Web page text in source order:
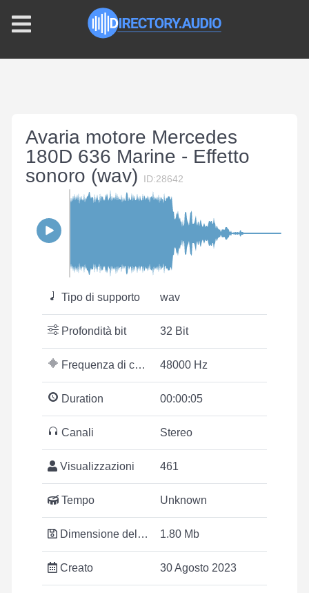
Avaria motore Mercedes
180D 636 Marine - Effetto
sonoro (wav)
ID:28642
Tipo di supporto wav
Profondità bit 32 Bit
Frequenza di campionamento 48000 Hz
Duration 00:00:05
Canali Stereo
Visualizzazioni 461
Tempo Unknown
Dimensione del file 1.80 Mb
Creato 30 Agosto 2023